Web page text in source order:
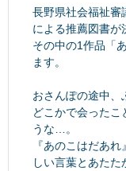
長野県社会福祉審
による推薦図書が
その中の1作品「
ます。
おさんぽの途中、
どこかで会ったこ
うな…。
『あのこはだあ
しい言葉とあた